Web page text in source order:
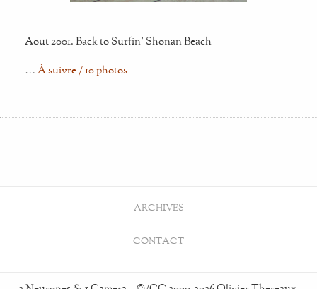
Aout 2001. Back to Surfin' Shonan Beach
… À suivre / 10 photos
ARCHIVES
CONTACT